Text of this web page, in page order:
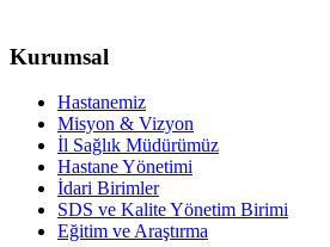
Kurumsal
Hastanemiz
Misyon & Vizyon
İl Sağlık Müdürümüz
Hastane Yönetimi
İdari Birimler
SDS ve Kalite Yönetim Birimi
Eğitim ve Araştırma